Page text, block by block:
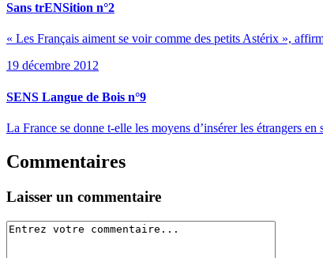
Sans trENSition n°2
« Les Français aiment se voir comme des petits Astérix »,
19 décembre 2012
SENS Langue de Bois n°9
La France se donne t-elle les moyens d’insérer les étrangers
Commentaires
Laisser un commentaire